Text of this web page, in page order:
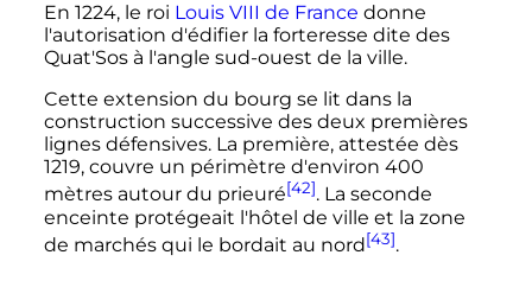
En 1224, le roi Louis VIII de France donne
l'autorisation d'édifier la forteresse dite des
Quat'Sos à l'angle sud-ouest de la ville.
Cette extension du bourg se lit dans la
construction successive des deux premières
lignes défensives. La première, attestée dès
1219, couvre un périmètre d'environ 400
mètres autour du prieuré[42]. La seconde
enceinte protégeait l'hôtel de ville et la zone
de marchés qui le bordait au nord[43].